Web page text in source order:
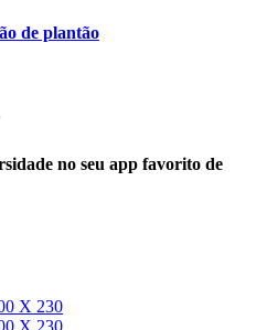
de plantão
no seu app favorito de